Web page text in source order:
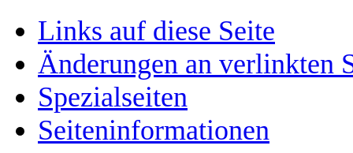
Links auf diese Seite
Änderungen an verlinkten
Spezialseiten
Seiten­­informationen